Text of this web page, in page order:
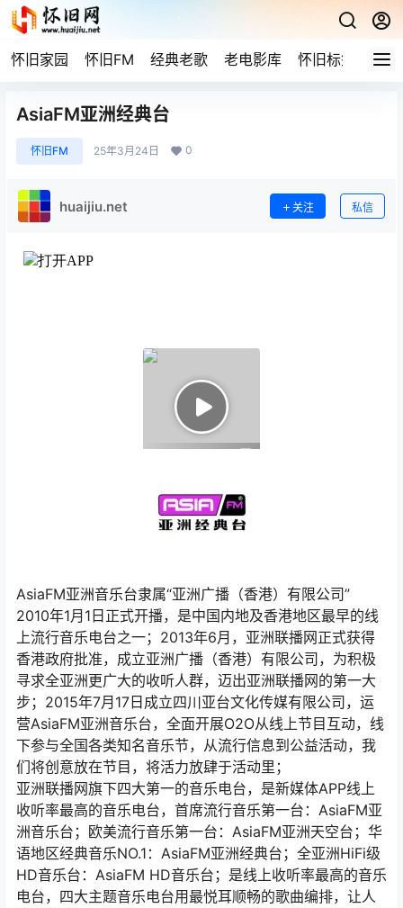
怀旧家园 怀旧FM 经典老歌 老电影库 怀旧标签 网
AsiaFM亚洲经典台
怀旧FM 25年3月24日 0
huaijiu.net 关注 私信
AsiaFM亚洲音乐台隶属“亚洲广播（香港）有限公司”
2010年1月1日正式开播，是中国内地及香港地区最早的线
上流行音乐电台之一；2013年6月，亚洲联播网正式获得
香港政府批准，成立亚洲广播（香港）有限公司，为积极
寻求全亚洲更广大的收听人群，迈出亚洲联播网的第一大
步；2015年7月17日成立四川亚台文化传媒有限公司，运
营AsiaFM亚洲音乐台，全面开展O2O从线上节目互动，线
下参与全国各类知名音乐节，从流行信息到公益活动，我
们将创意放在节目，将活力放肆于活动里；
亚洲联播网旗下四大第一的音乐电台，是新媒体APP线上
收听率最高的音乐电台，首席流行音乐第一台：AsiaFM亚
洲音乐台；欧美流行音乐第一台：AsiaFM亚洲天空台；华
语地区经典音乐NO.1：AsiaFM亚洲经典台；全亚洲HiFi级
HD音乐台：AsiaFM HD音乐台；是线上收听率最高的音乐
电台，四大主题音乐电台用最悦耳顺畅的歌曲编排，让人